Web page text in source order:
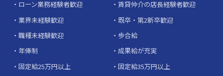
ローン業務経験者歓迎
賃貸仲介の店長経験者歓迎
業界未経験歓迎
既卒・第2新卒歓迎
職種未経験歓迎
歩合給
年俸制
成果給が充実
固定給25万円以上
固定給35万円以上